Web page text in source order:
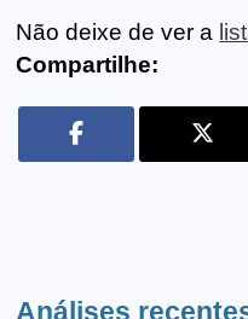
Não deixe de ver a
Compartilhe:
Análises